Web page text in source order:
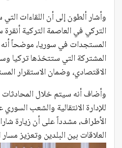
وأشار ألطون إلى أن اللقاءات
التركي في العاصمة التركية
المستجدات في سوريا، موضحاً
المشتركة التي ستتخذها تركيا
الاقتصادي، وضمان الاستقرار
وأضاف أنه سيتم خلال
للإدارة الانتقالية والشعب
الأطراف، مشدداً على أن زيارة
العلاقات بين البلدين وتعزيز